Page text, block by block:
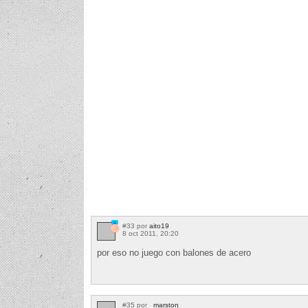
#33 por aito19
8 oct 2011, 20:20
por eso no juego con balones de acero
#35 por _marston_